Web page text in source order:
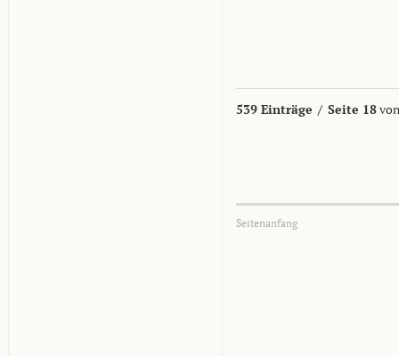
539 Einträge / Seite 18
Seitenanfang